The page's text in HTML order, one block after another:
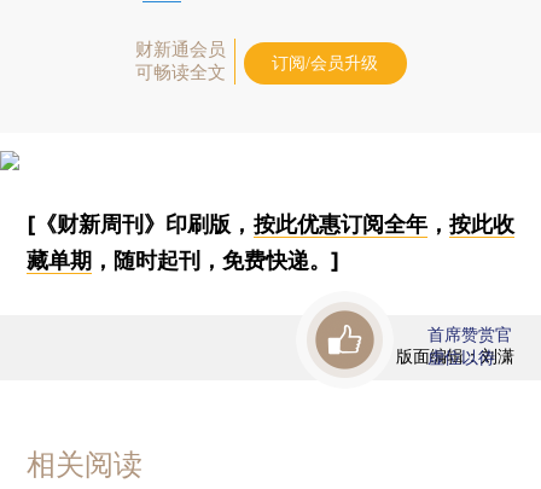
财新通会员
可畅读全文
订阅/会员升级
[《财新周刊》印刷版， 按此优惠订阅全年， 按此收
藏单期 ，随时起刊，免费快递。]
版面编辑：刘潇
首席赞赏官
虚位以待
相关阅读